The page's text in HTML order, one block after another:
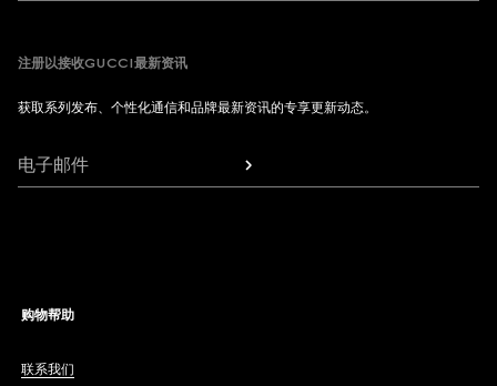
注册以接收GUCCI最新资讯
获取系列发布、个性化通信和品牌最新资讯的专享更新动态。
电子邮件
购物帮助
联系我们